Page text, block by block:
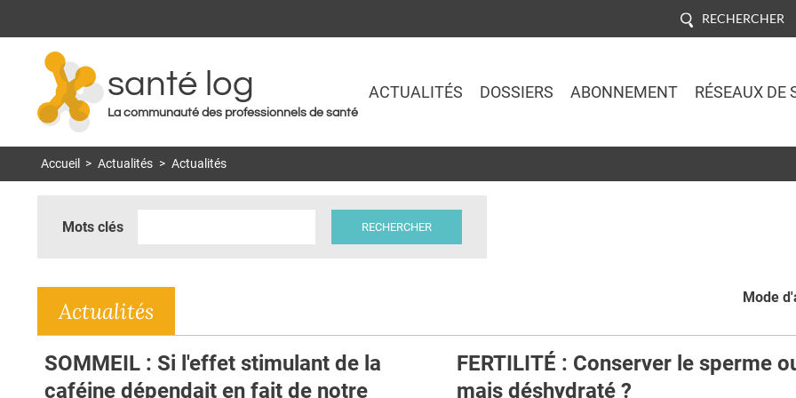
RECHERCHER
santé log
La communauté des professionnels de santé
ACTUALITÉS DOSSIERS ABONNEMENT RÉSEAUX DE
Accueil > Actualités > Actualités
Mots clés
Mode
Actualités
SOMMEIL : Si l'effet stimulant de la
caféine dépendait en fait de notre
FERTILITÉ : Conserver le sperme
mais déshydraté ?